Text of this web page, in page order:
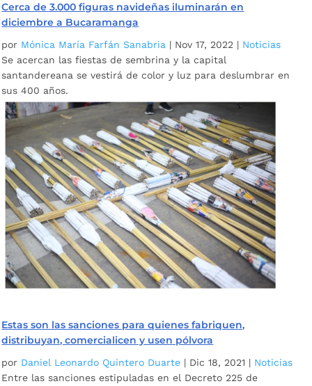
Cerca de 3.000 figuras navideñas iluminarán en
diciembre a Bucaramanga
por Mónica María Farfán Sanabria | Nov 17, 2022 | Noticias
Se acercan las fiestas de sembrina y la capital
santandereana se vestirá de color y luz para deslumbrar en
sus 400 años.
Estas son las sanciones para quienes fabriquen,
distribuyan, comercialicen y usen pólvora
por Daniel Leonardo Quintero Duarte | Dic 18, 2021 | Noticias
Entre las sanciones estipuladas en el Decreto 225 de